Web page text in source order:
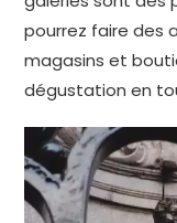
pourrez faire des
magasins et
dégustation en